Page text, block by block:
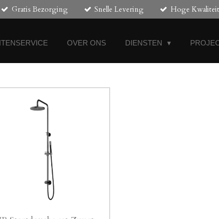
Gratis Bezorging Snelle Levering Hoge Kwaliteit
OVER ONS DIENSTEN